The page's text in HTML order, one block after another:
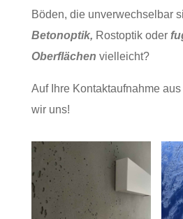
Böden, die unverwechselbar
Betonoptik, Rostoptik oder
Oberflächen vielleicht?
Auf Ihre Kontaktaufnahme
wir uns!